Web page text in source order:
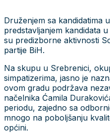
Druženjem sa kandidatima
predstavljanjem kandidata
su predizborne aktivnosti
partije BiH.
Na skupu u Srebrenici,
simpatizerima, jasno je
ovom gradu podržava
načelnika Ćamila
periodu, zajedno sa
mnogo na poboljšanju
općini.